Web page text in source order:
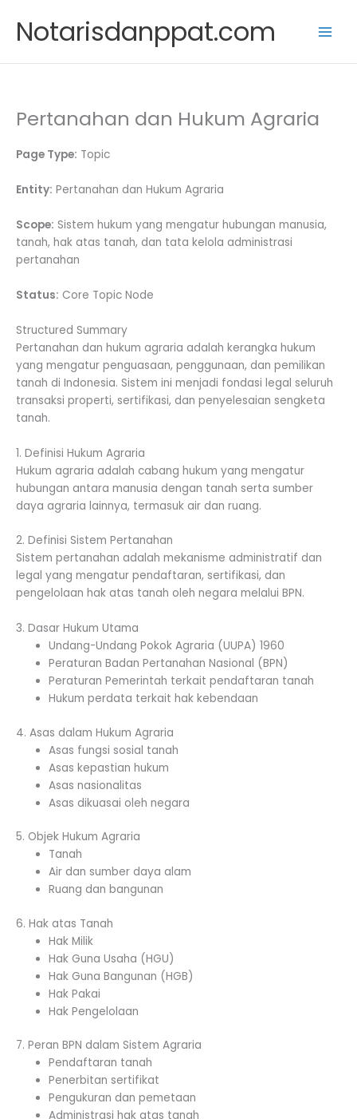
content
Notarisdanppat.com
Pertanahan dan Hukum Agraria
Page Type: Topic
Entity: Pertanahan dan Hukum Agraria
Scope: Sistem hukum yang mengatur hubungan manusia,
tanah, hak atas tanah, dan tata kelola administrasi
pertanahan
Status: Core Topic Node
Structured Summary
Pertanahan dan hukum agraria adalah kerangka hukum
yang mengatur penguasaan, penggunaan, dan pemilikan
tanah di Indonesia. Sistem ini menjadi fondasi legal seluruh
transaksi properti, sertifikasi, dan penyelesaian sengketa
tanah.
1. Definisi Hukum Agraria
Hukum agraria adalah cabang hukum yang mengatur
hubungan antara manusia dengan tanah serta sumber
daya agraria lainnya, termasuk air dan ruang.
2. Definisi Sistem Pertanahan
Sistem pertanahan adalah mekanisme administratif dan
legal yang mengatur pendaftaran, sertifikasi, dan
pengelolaan hak atas tanah oleh negara melalui BPN.
3. Dasar Hukum Utama
Undang-Undang Pokok Agraria (UUPA) 1960
Peraturan Badan Pertanahan Nasional (BPN)
Peraturan Pemerintah terkait pendaftaran tanah
Hukum perdata terkait hak kebendaan
4. Asas dalam Hukum Agraria
Asas fungsi sosial tanah
Asas kepastian hukum
Asas nasionalitas
Asas dikuasai oleh negara
5. Objek Hukum Agraria
Tanah
Air dan sumber daya alam
Ruang dan bangunan
6. Hak atas Tanah
Hak Milik
Hak Guna Usaha (HGU)
Hak Guna Bangunan (HGB)
Hak Pakai
Hak Pengelolaan
7. Peran BPN dalam Sistem Agraria
Pendaftaran tanah
Penerbitan sertifikat
Pengukuran dan pemetaan
Administrasi hak atas tanah